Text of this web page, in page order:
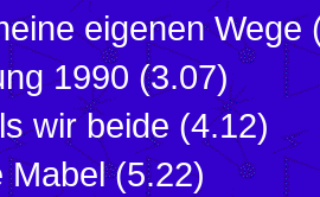
eigenen Wege
1990 (3.07)
wir beide (4.12)
Mabel (5.22)